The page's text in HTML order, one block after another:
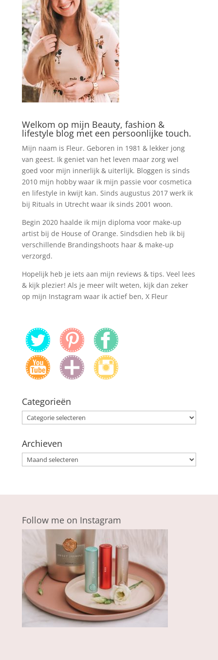
Welkom op mijn Beauty, fashion &
lifestyle blog met een persoonlijke touch.
Mijn naam is Fleur. Geboren in 1981 & lekker jong
van geest. Ik geniet van het leven maar zorg wel
goed voor mijn innerlijk & uiterlijk. Bloggen is sinds
2010 mijn hobby waar ik mijn passie voor cosmetica
en lifestyle in kwijt kan. Sinds augustus 2017 werk ik
bij Rituals in Utrecht waar ik sinds 2001 woon.
Begin 2020 haalde ik mijn diploma voor make-up
artist bij de House of Orange. Sindsdien heb ik bij
verschillende Brandingshoots haar & make-up
verzorgd.
Hopelijk heb je iets aan mijn reviews & tips. Veel lees
& kijk plezier! Als je meer wilt weten, kijk dan zeker
op mijn Instagram waar ik actief ben, X Fleur
Categorieën
Categorieën
Archieven
Archieven
Follow me on Instagram